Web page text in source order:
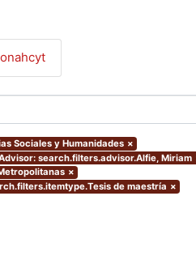
Sociales y Humanidades ×
search.filters.advisor.Alfie, Miriam
×
de maestría ×